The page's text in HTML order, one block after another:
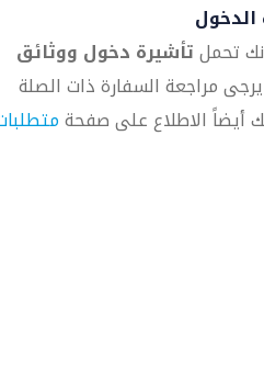
الدخول
تحملتأشيرة دخول ووثائق
مراجعة السفارة ذات الصلة
أيضاً الاطلاع على صفحة